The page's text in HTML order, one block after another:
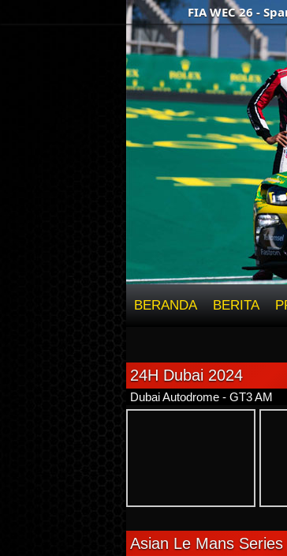
BERANDA BERITA
FIA WEC 26 - Spanyol
24H Dubai 2024
Dubai Autodrome - GT3 AM
Asian Le Mans Series